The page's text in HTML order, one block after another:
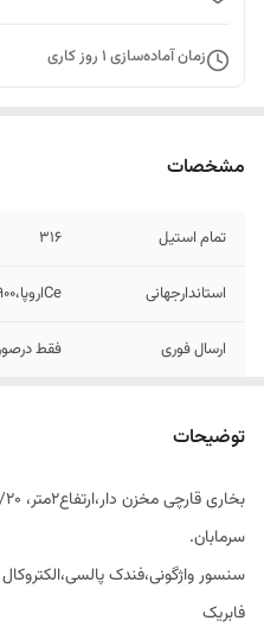
زمان آماده‌سازی 1 روز کاری
مشخصات
تمام استیل ۳۱۶
استاندارجهانی Ceاروپا،ESO900
ارسال فوری فقط
نوع سوخت
توضیحات
سرمابان.
سنسور واژگونی،فندک
فابریک